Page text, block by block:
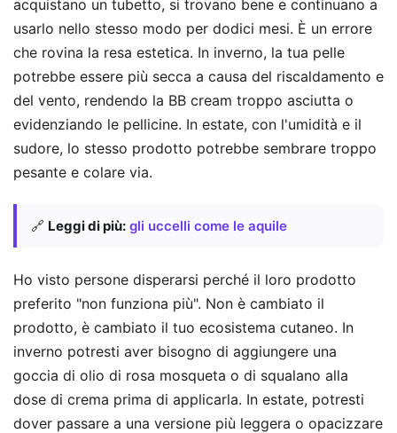
acquistano un tubetto, si trovano bene e continuano a
usarlo nello stesso modo per dodici mesi. È un errore
che rovina la resa estetica. In inverno, la tua pelle
potrebbe essere più secca a causa del riscaldamento e
del vento, rendendo la BB cream troppo asciutta o
evidenziando le pellicine. In estate, con l'umidità e il
sudore, lo stesso prodotto potrebbe sembrare troppo
pesante e colare via.
🔗 Leggi di più: gli uccelli come le aquile
Ho visto persone disperarsi perché il loro prodotto
preferito "non funziona più". Non è cambiato il
prodotto, è cambiato il tuo ecosistema cutaneo. In
inverno potresti aver bisogno di aggiungere una
goccia di olio di rosa mosqueta o di squalano alla
dose di crema prima di applicarla. In estate, potresti
dover passare a una versione più leggera o opacizzare